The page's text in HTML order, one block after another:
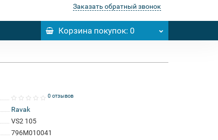
Заказать обратный звонок
Корзинапокупок: 0
0 отзывов
Ravak
VS2 105
796M010041